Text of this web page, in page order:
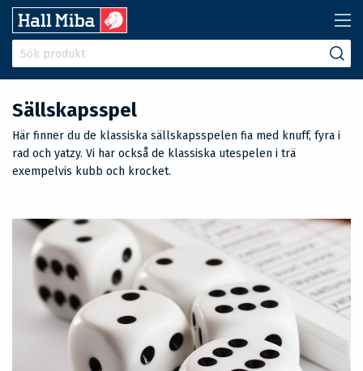
Sällskapsspel
Här finner du de klassiska sällskapsspelen fia med knuff, fyra i
rad och yatzy. Vi har också de klassiska utespelen i trä
exempelvis kubb och krocket.